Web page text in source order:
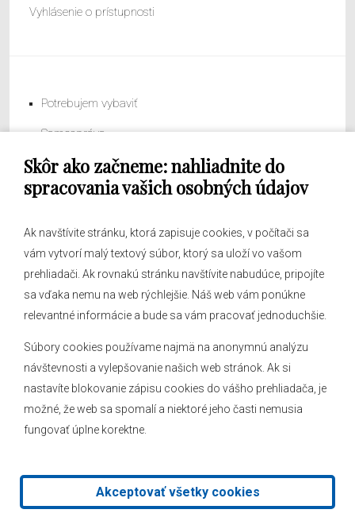
Skôr ako začneme: nahliadnite do
spracovania vašich osobných údajov
Ak navštívite stránku, ktorá zapisuje cookies, v počítači sa
vám vytvorí malý textový súbor, ktorý sa uloží vo vašom
prehliadači. Ak rovnakú stránku navštívite nabudúce, pripojíte
sa vďaka nemu na web rýchlejšie. Náš web vám ponúkne
relevantné informácie a bude sa vám pracovať jednoduchšie.
Súbory cookies používame najmä na anonymnú analýzu
návštevnosti a vylepšovanie našich web stránok. Ak si
nastavíte blokovanie zápisu cookies do vášho prehliadača, je
možné, že web sa spomalí a niektoré jeho časti nemusia
fungovať úplne korektne.
Akceptovať všetky cookies
Vyhlásenie o prístupnosti
Potrebujem vybaviť
Samospráva
Obecný úrad
O obci
Hlásenia obecného rozhlasu
Kontakt
Mapa stránok